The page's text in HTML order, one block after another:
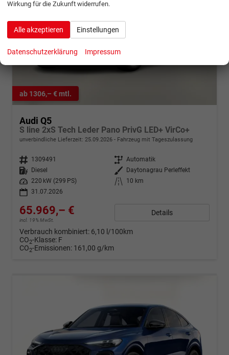
ab 1306,– € mtl.
Audi Q5
S line 2xS Tech Leder Pano PrivG LED+ VirCo+
unverbindliche Lieferzeit: 25.09.2026 Fahrzeug mit Tageszulassung
Fahrzeugnr. 1309491 Getriebe Automatik
Kraftstoff
Diesel Außenfarbe
Daytonagrau Perleffekt
Leistung
220 kW (299 PS) Kilometerstand
10 km
31.07.2026
65.969,– €
incl. 19% MwSt.
Details
Verbrauch kombiniert: 6,10 l/100km
CO2-Klasse: F
CO2-Emissionen: 161,00 g/km
Wirkung für die Zukunft widerrufen.
Alle akzeptieren Einstellungen
Datenschutzerklärung Impressum